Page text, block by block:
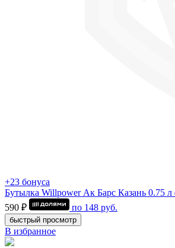
+23 бонуса
Бутылка Willpower Ак Барс Казань 0.75
590 ₽
по 148 руб.
быстрый просмотр
В избранное